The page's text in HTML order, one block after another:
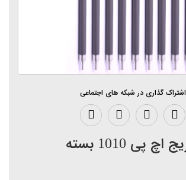
اشتراک گذاری در شبکه های اجتماعی
مگنت کارتریج اچ پی 1010 بسته